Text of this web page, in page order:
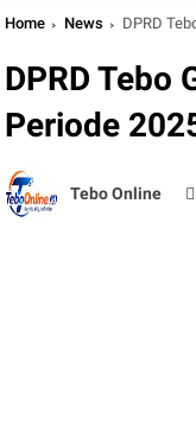
Home News DPRD
DPRD Tebo
Periode
Tebo Online